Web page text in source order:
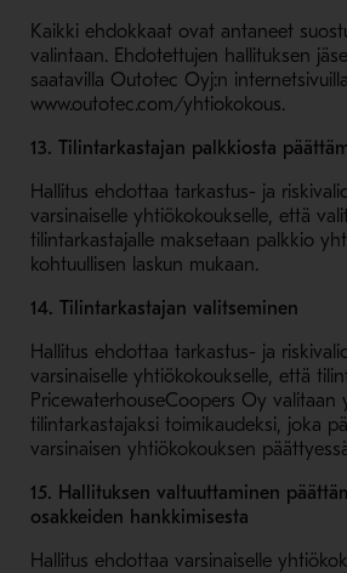
Kaikki ehdokkaat ovat antaneet
valintaan. Ehdotettujen hallituksen
saatavilla Outotec Oyj:n internetsivuilla
www.outotec.com/yhtiokokous.
13. Tilintarkastajan palkkiosta
Hallitus ehdottaa tarkastus- ja
varsinaiselle yhtiökokoukselle, että
tilintarkastajalle maksetaan palkkio
kohtuullisen laskun mukaan.
14. Tilintarkastajan valitseminen
Hallitus ehdottaa tarkastus- ja
varsinaiselle yhtiökokoukselle, että
PricewaterhouseCoopers Oy valitaan
tilintarkastajaksi toimikaudeksi, joka
varsinaisen yhtiökokouksen
15. Hallituksen valtuuttaminen
osakkeiden hankkimisesta
Hallitus ehdottaa varsinaiselle